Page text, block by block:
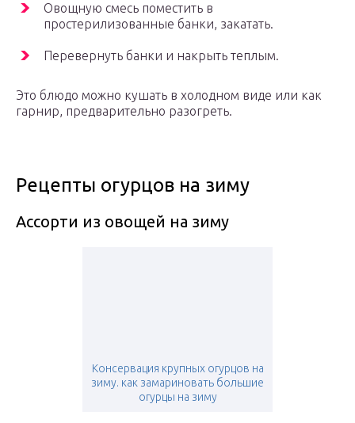
Овощную смесь поместить в
простерилизованные банки, закатать.
Перевернуть банки и накрыть теплым.
Это блюдо можно кушать в холодном виде или как
гарнир, предварительно разогреть.
Рецепты огурцов на зиму
Ассорти из овощей на зиму
Консервация крупных огурцов на
зиму. как замариновать большие
огурцы на зиму